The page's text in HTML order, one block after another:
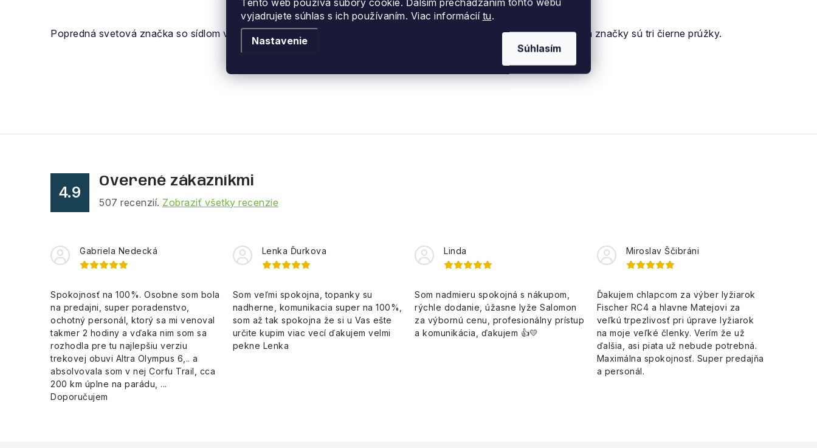
vyjadrujete súhlas s ich používaním. Viac informácií tu.
Nastavenie
Súhlasím
Popredná svetová značka so sídlom v Nemecku vyrába športové oblečenie, obuv a športové vybavenie. Symbolom značky sú tri čierne prúžky.
4.9
Overené zákazníkmi
507 recenzií. Zobraziť všetky recenzie
Gabriela Nedecká
Spokojnosť na 100%. Osobne som bola
na predajni, super poradenstvo,
ochotný personál, ktorý sa mi venoval
takmer 2 hodiny a vďaka nim som sa
rozhodla pre tu najlepšiu verziu
trekovej obuvi Altra Olympus 6,.. a
absolvovala som v nej Corfu Trail, cca
200 km úplne na parádu, ...
Doporučujem
Lenka Ďurkova
Som veľmi spokojna, topanky su
nadherne, komunikacia super na 100%,
som až tak spokojna že si u Vas ešte
určite kupim viac vecí ďakujem velmi
pekne Lenka
Linda
Som nadmieru spokojná s nákupom,
rýchle dodanie, úžasne lyže Salomon
za výbornú cenu, profesionálny prístup
a komunikácia, ďakujem 👍💛
Miroslav Ščibráni
Ďakujem chlapcom za výber lyžiarok
Fischer RC4 a hlavne Matejovi za
veľkú trpezlivosť pri úprave lyžiarok
na moje veľké členky. Verím že už
ďalšia, asi piata už nebude potrebná.
Maximálna spokojnosť. Super predajňa
a personál.